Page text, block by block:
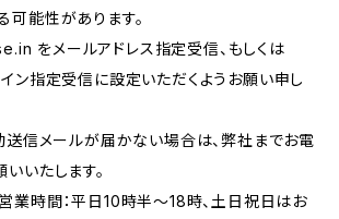
可能性があります。
をメールアドレス指定受信、もしくは
ン指定受信に設定いただくようお願い申し
信メールが届かない場合は、弊社までお電
いたします。
時間：平日10時半〜18時、土日祝日はお